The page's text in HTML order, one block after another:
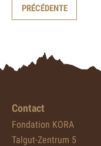
PRÉCÉDENTE
Contact
Fondation KORA
Talgut-Zentrum 5